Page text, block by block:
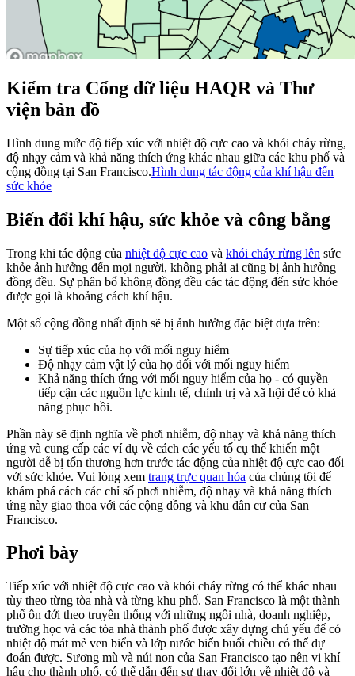
Kiểm tra Cổng dữ liệu HAQR và Thư
viện bản đồ
Hình dung mức độ tiếp xúc với nhiệt độ cực cao và khói cháy rừng,
độ nhạy cảm và khả năng thích ứng khác nhau giữa các khu phố và
cộng đồng tại San Francisco.Hình dung tác động của khí hậu đến
sức khỏe
Biến đổi khí hậu, sức khỏe và công bằng
Trong khi tác động của nhiệt độ cực cao và khói cháy rừng lên sức
khỏe ảnh hưởng đến mọi người, không phải ai cũng bị ảnh hưởng
đồng đều. Sự phân bổ không đồng đều các tác động đến sức khỏe
được gọi là khoảng cách khí hậu.
Một số cộng đồng nhất định sẽ bị ảnh hưởng đặc biệt dựa trên:
Sự tiếp xúc của họ với mối nguy hiểm
Độ nhạy cảm vật lý của họ đối với mối nguy hiểm
Khả năng thích ứng với mối nguy hiểm của họ - có quyền
tiếp cận các nguồn lực kinh tế, chính trị và xã hội để có khả
năng phục hồi.
Phần này sẽ định nghĩa về phơi nhiễm, độ nhạy và khả năng thích
ứng và cung cấp các ví dụ về cách các yếu tố cụ thể khiến một
người dễ bị tổn thương hơn trước tác động của nhiệt độ cực cao đối
với sức khỏe. Vui lòng xem trang trực quan hóa của chúng tôi để
khám phá cách các chỉ số phơi nhiễm, độ nhạy và khả năng thích
ứng này giao thoa với các cộng đồng và khu dân cư của San
Francisco.
Phơi bày
Tiếp xúc với nhiệt độ cực cao và khói cháy rừng có thể khác nhau
tùy theo từng tòa nhà và từng khu phố. San Francisco là một thành
phố ôn đới theo truyền thống với những ngôi nhà, doanh nghiệp,
trường học và các tòa nhà thành phố được xây dựng chủ yếu để có
nhiệt độ mát mẻ ven biển và lớp nước biển buổi chiều có thể dự
đoán được. Sương mù và núi non của San Francisco tạo nên vi khí
hậu cho thành phố, có thể dẫn đến sự thay đổi lớn về nhiệt độ và